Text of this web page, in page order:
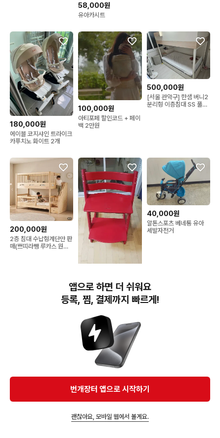
58,000원
유아카시트
180,000원
에이블 코지샤인 트라이크
카푸치노 화이트 2개
100,000원
아티포페 할인코드 + 페이
백 2만원
500,000원
[서울 관악구] 한샘 버니2
분리형 이층침대 SS 풀세
200,000원
2층 침대 수납형계단만 판
매(쁘띠라뺑 루카스 원목
스토케 트립트랩 하이체어
40,000원
알톤스포츠 베네통 유아
세발자전거
번개장터(주) 사업자정보, 이용약관 및 기타 법적고지
번개장터㈜는 통신판매중개자이며, 통신판매의 당사자가 아닙니다. 전자상거래 등에서의
소비자보호에 관한 법률 등 관련 법령 및 번개장터㈜의 약관에 따라 상품, 상품정보, 거래에 관한 책임은
개별 판매자에게 귀속하고, 번개장터㈜는 원칙적으로 회원간 거래에 대하여 책임을 지지 않습니다.
다만, 번개장터㈜가 직접 판매하는 상품에 대한 책임은 번개장터㈜에게 귀속합니다.
APP 다운로드
앱으로 하면 더 쉬워요
등록, 찜, 결제까지 빠르게!
번개장터 앱으로 시작하기
괜찮아요, 모바일 웹에서 볼게요.